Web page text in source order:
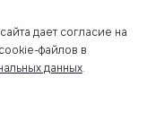
дает согласие на
файлов в
данных.